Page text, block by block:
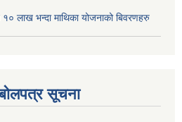
लाख भन्दा माथिका योजनाको बिवरणहरु
सूचना